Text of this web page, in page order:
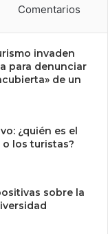
Comentarios
invaden
para denunciar
de un
¿quién es el
los turistas?
sobre la